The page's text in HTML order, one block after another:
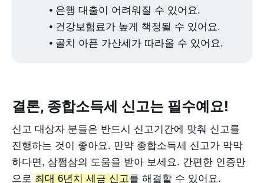
⦁ 은행 대출이 어려워질 수 있어요.
⦁ 건강보험료가 높게 책정될 수 있어요.
⦁ 골치 아픈 가산세가 따라올 수 있어요.
결론, 종합소득세 신고는 필수예요!
신고 대상자 분들은 반드시 신고기간에 맞춰 신고를
진행하는 것이 좋아요. 만약 종합소득세 신고가 막막
하다면, 삼쩜삼의 도움을 받아 보세요. 간편한 인증만
으로 최대 6년치 세금 신고를 해결할 수 있어요.